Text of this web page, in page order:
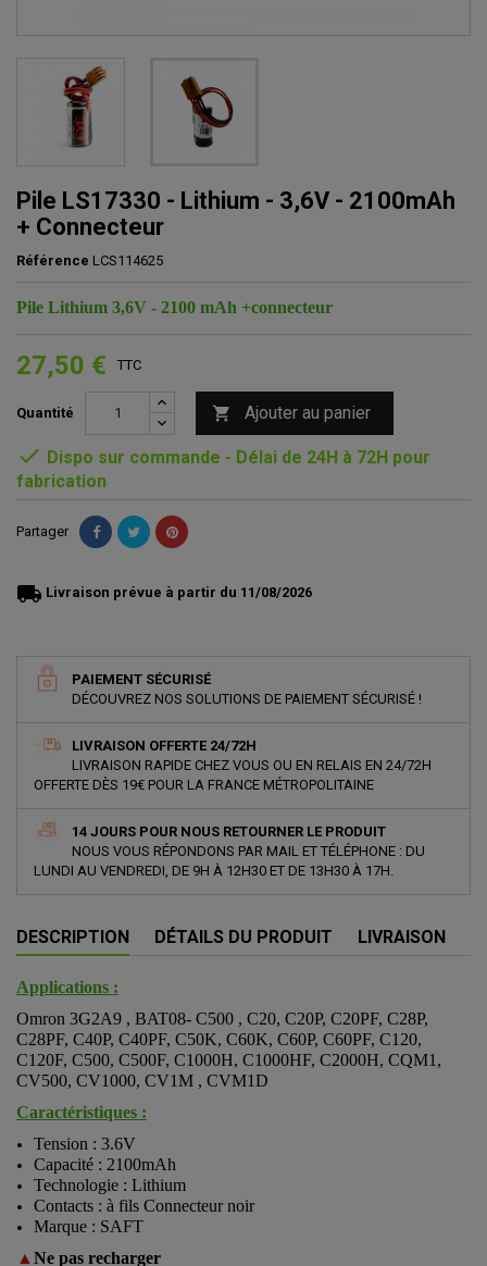
Pile LS17330 - Lithium - 3,6V - 2100mAh
+ Connecteur
Référence LCS114625
Pile Lithium 3,6V - 2100 mAh +connecteur
27,50 € TTC
Quantité  Ajouter au panier
 Dispo sur commande - Délai de 24H à 72H pour
fabrication
Partager
local_shipping Livraison prévue à partir du 11/08/2026
PAIEMENT SÉCURISÉ
DÉCOUVREZ NOS SOLUTIONS DE PAIEMENT SÉCURISÉ !
LIVRAISON OFFERTE 24/72H
LIVRAISON RAPIDE CHEZ VOUS OU EN RELAIS EN 24/72H
OFFERTE DÈS 19€ POUR LA FRANCE MÉTROPOLITAINE
14 JOURS POUR NOUS RETOURNER LE PRODUIT
NOUS VOUS RÉPONDONS PAR MAIL ET TÉLÉPHONE : DU
LUNDI AU VENDREDI, DE 9H À 12H30 ET DE 13H30 À 17H.
DESCRIPTION DÉTAILS DU PRODUIT LIVRAISON
Applications :
Omron 3G2A9 , BAT08- C500 , C20, C20P, C20PF, C28P,
C28PF, C40P, C40PF, C50K, C60K, C60P, C60PF, C120,
C120F, C500, C500F, C1000H, C1000HF, C2000H, CQM1,
CV500, CV1000, CV1M , CVM1D
Caractéristiques :
Tension : 3.6V
Capacité : 2100mAh
Technologie : Lithium
Contacts : à fils Connecteur noir
Marque : SAFT
▲ Ne pas recharger